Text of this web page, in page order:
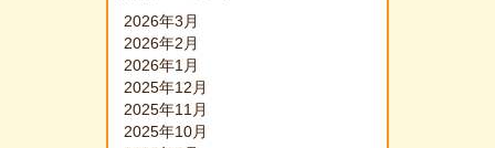
2026年3月
2026年2月
2026年1月
2025年12月
2025年11月
2025年10月